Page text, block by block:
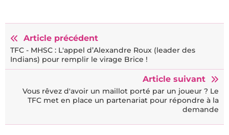
Article précédent
TFC - MHSC : L'appel d’Alexandre Roux (leader des
Indians) pour remplir le virage Brice !
Article suivant
Vous rêvez d'avoir un maillot porté par un joueur ? Le
TFC met en place un partenariat pour répondre à la
demande